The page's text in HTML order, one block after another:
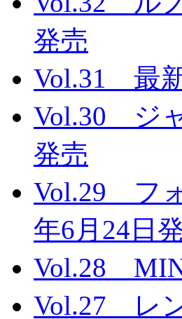
発売
Vol.31 最
Vol.30 ジ
発売
Vol.29 フ
年6月24日
Vol.28
Vol.27 レ